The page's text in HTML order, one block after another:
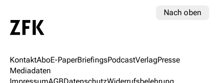
Nach oben
KontaktAboE-PaperBriefingsPodcastVerlagPresse
Mediadaten